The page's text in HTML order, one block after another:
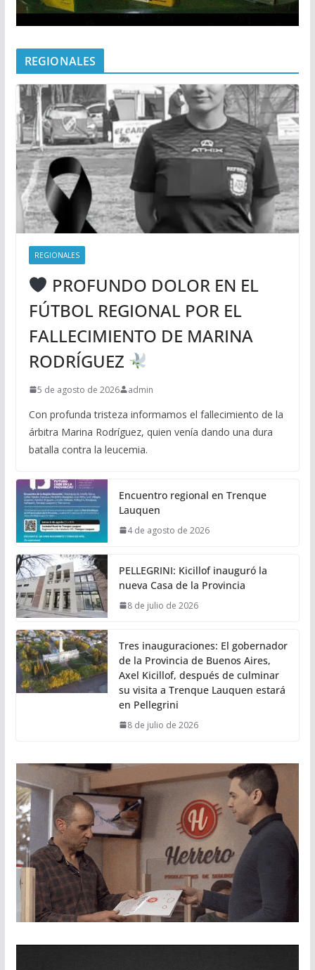
REGIONALES
REGIONALES
PROFUNDO DOLOR EN EL
FÚTBOL REGIONAL POR EL
FALLECIMIENTO DE MARINA
RODRÍGUEZ
5 de agosto de 2026 admin
Con profunda tristeza informamos el fallecimiento de la
árbitra Marina Rodríguez, quien venía dando una dura
batalla contra la leucemia.
Encuentro regional en Trenque
Lauquen
4 de agosto de 2026
PELLEGRINI: Kicillof inauguró la
nueva Casa de la Provincia
8 de julio de 2026
Tres inauguraciones: El gobernador
de la Provincia de Buenos Aires,
Axel Kicillof, después de culminar
su visita a Trenque Lauquen estará
en Pellegrini
8 de julio de 2026